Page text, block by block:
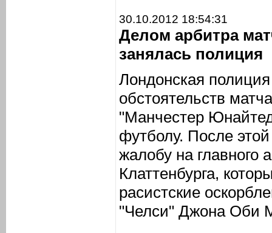
30.10.2012 18:54:31
Делом арбитра
занялась полиция
Лондонская
обстоятельств
"Манчестер
футболу. После
жалобу на главного
Клаттенбурга,
расистские
"Челси" Джона Оби